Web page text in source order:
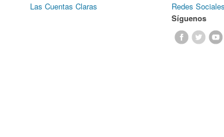
Las Cuentas Claras
Redes
Síguenos